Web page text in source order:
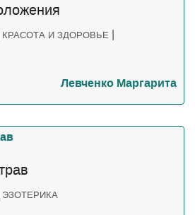
КРАСОТА И ЗДОРОВЬЕ |
Левченко Маргарита
ЭЗОТЕРИКА